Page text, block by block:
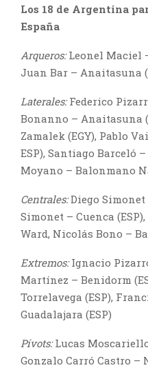
Los 18 de Argentina
España
Arqueros:Leonel Maciel
Juan Bar – Anaitasuna
Laterales:Federico
Bonanno – Anaitasuna
Zamalek (EGY), Pablo
ESP), Santiago Barceló
Moyano – Balonmano
Centrales:Diego
Simonet – Cuenca
Ward, Nicolás Bono –
Extremos:Ignacio
Martínez – Benidorm
Torrelavega (ESP),
Guadalajara (ESP)
Pívots:Lucas
Gonzalo Carró Castro –